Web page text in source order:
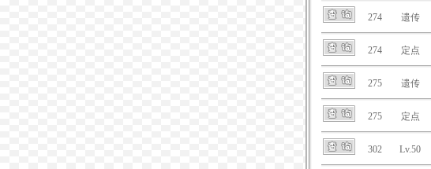
274 遗传
274 定点
275 遗传
275 定点
302 Lv.50